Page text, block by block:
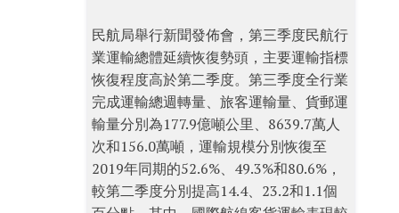
民航局舉行新聞發佈會，第三季度民航行
業運輸總體延續恢復勢頭，主要運輸指標
恢復程度高於第二季度。第三季度全行業
完成運輸總週轉量、旅客運輸量、貨郵運
輸量分別為177.9億噸公里、8639.7萬人
次和156.0萬噸，運輸規模分別恢復至
2019年同期的52.6%、49.3%和80.6%，
較第二季度分別提高14.4、23.2和1.1個